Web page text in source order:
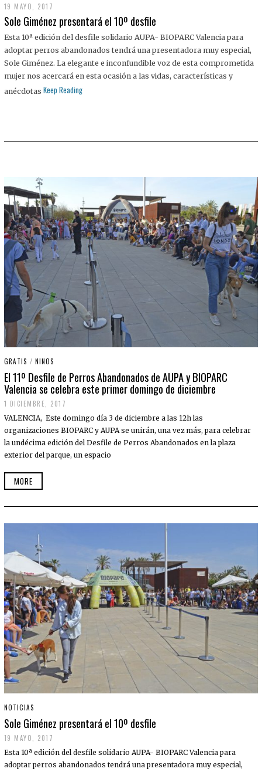
19 MAYO, 2017
Sole Giménez presentará el 10º desfile
Esta 10ª edición del desfile solidario AUPA- BIOPARC Valencia para
adoptar perros abandonados tendrá una presentadora muy especial,
Sole Giménez. La elegante e inconfundible voz de esta comprometida
mujer nos acercará en esta ocasión a las vidas, características y
anécdotas Keep Reading
GRATIS / NINOS
El 11º Desfile de Perros Abandonados de AUPA y BIOPARC
Valencia se celebra este primer domingo de diciembre
1 DICIEMBRE, 2017
VALENCIA, Este domingo día 3 de diciembre a las 12h las
organizaciones BIOPARC y AUPA se unirán, una vez más, para celebrar
la undécima edición del Desfile de Perros Abandonados en la plaza
exterior del parque, un espacio
MORE
NOTICIAS
Sole Giménez presentará el 10º desfile
19 MAYO, 2017
Esta 10ª edición del desfile solidario AUPA- BIOPARC Valencia para
adoptar perros abandonados tendrá una presentadora muy especial,